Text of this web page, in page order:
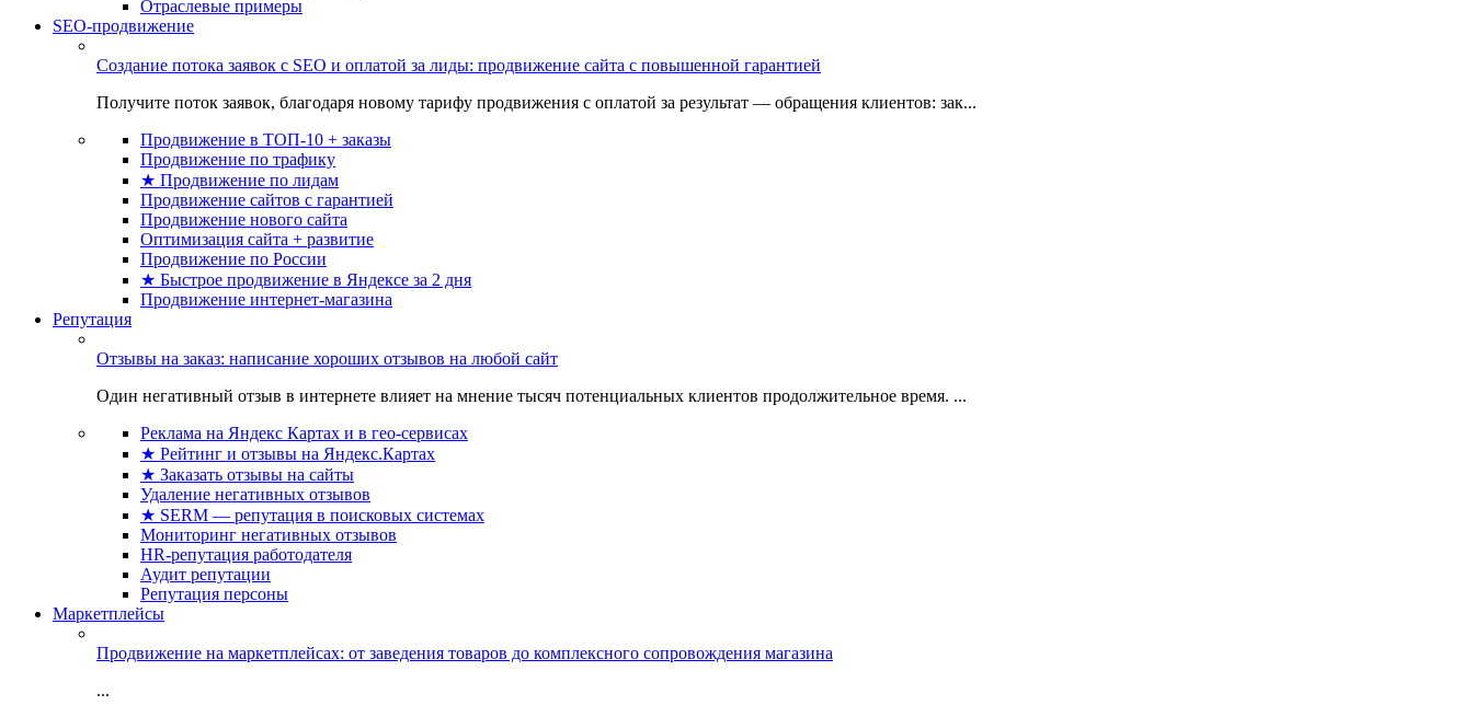
Отраслевые примеры
SEO-продвижение
Создание потока заявок с SEO и оплатой за лиды: продвижение сайта с повышенной гарантией
Получите поток заявок, благодаря новому тарифу продвижения с оплатой за результат — обращения клиентов: зак...
Продвижение в ТОП-10 + заказы
Продвижение по трафику
★ Продвижение по лидам
Продвижение сайтов с гарантией
Продвижение нового сайта
Оптимизация сайта + развитие
Продвижение по России
★ Быстрое продвижение в Яндексе за 2 дня
Продвижение интернет-магазина
Репутация
Отзывы на заказ: написание хороших отзывов на любой сайт
Один негативный отзыв в интернете влияет на мнение тысяч потенциальных клиентов продолжительное время. ...
Реклама на Яндекс Картах и в гео-сервисах
★ Рейтинг и отзывы на Яндекс.Картах
★ Заказать отзывы на сайты
Удаление негативных отзывов
★ SERM — репутация в поисковых системах
Мониторинг негативных отзывов
HR-репутация работодателя
Аудит репутации
Репутация персоны
Маркетплейсы
Продвижение на маркетплейсах: от заведения товаров до комплексного сопровождения магазина
...